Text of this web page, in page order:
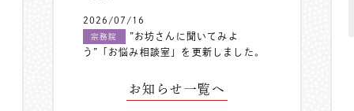
2026/07/16
宗務院
”お坊さんに聞いてみよ
う”「お悩み相談室」を更新しました。
お知らせ一覧へ